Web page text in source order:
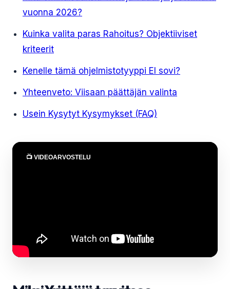
vuonna 2026?
Kuinka valita paras Rahoitus? Objektiiviset
kriteerit
Kenelle tämä ohjelmistotyyppi EI sovi?
Yhteenveto: Viisaan päättäjän valinta
Usein Kysytyt Kysymykset (FAQ)
📺 VIDEOARVOSTELU